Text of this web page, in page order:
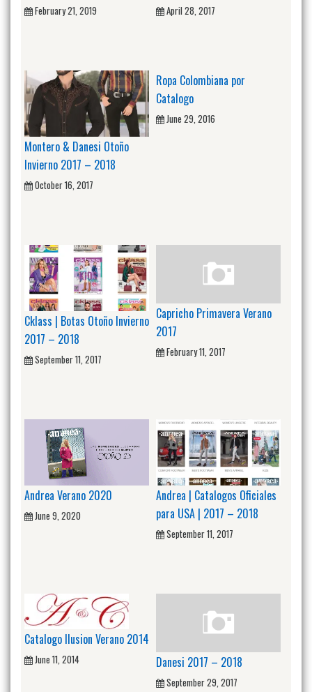
February 21, 2019 April 28, 2017
Montero & Danesi Otoño
Invierno 2017 – 2018
October 16, 2017
Ropa Colombiana por
Catalogo
June 29, 2016
Cklass | Botas Otoño Invierno
2017 – 2018
September 11, 2017
Capricho Primavera Verano
2017
February 11, 2017
Andrea Verano 2020
June 9, 2020
Andrea | Catalogos Oficiales
para USA | 2017 – 2018
September 11, 2017
Catalogo Ilusion Verano 2014
June 11, 2014 Danesi 2017 – 2018
September 29, 2017